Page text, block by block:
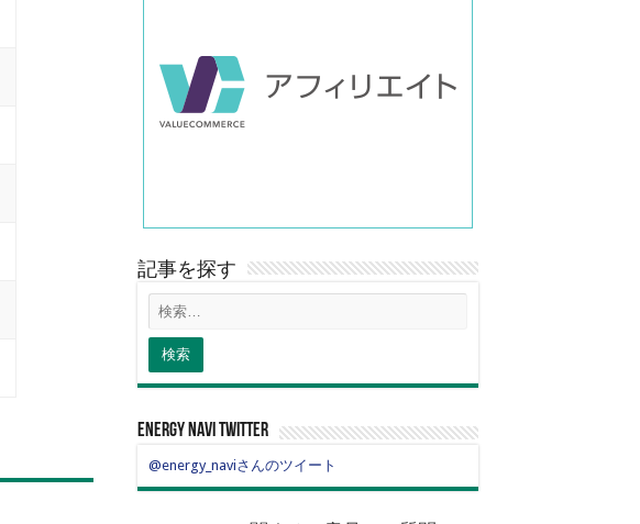
記事を探す
energy navi twitter
@energy_naviさんのツイート